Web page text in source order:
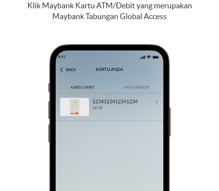
Klik Maybank Kartu ATM/Debit yang merupakan
Maybank Tabungan Global Access